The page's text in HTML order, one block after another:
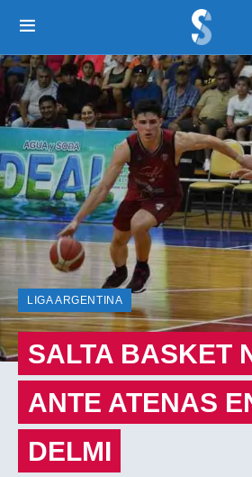
LIGA ARGENTINA
SALTA BASKET
ANTE ATENAS
DELMI